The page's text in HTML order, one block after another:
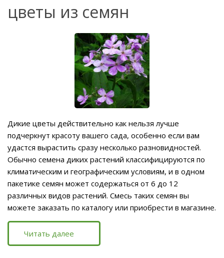
цветы из семян
Дикие цветы действительно как нельзя лучше
подчеркнут красоту вашего сада, особенно если вам
удастся вырастить сразу несколько разновидностей.
Обычно семена диких растений классифицируются по
климатическим и географическим условиям, и в одном
пакетике семян может содержаться от 6 до 12
различных видов растений. Смесь таких семян вы
можете заказать по каталогу или приобрести в магазине.
Читать далее